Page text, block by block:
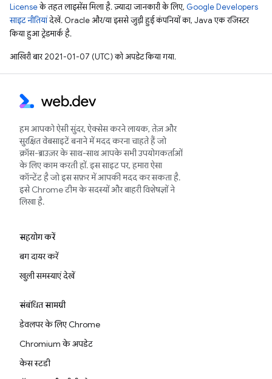
Licenseके तहत लाइसेंस मिला है. ज़्यादा जानकारी के लिए, Google Developers
साइट नीतियांदेखें. Oracle और/या इससे जुड़ी हुई कंपनियों का, Java एक रजिस्टर
किया हुआ ट्रेडमार्क है.
आखिरी बार 2021-01-07 (UTC) को अपडेट किया गया.
हम आपको ऐसी सुंदर, ऐक्सेस करने लायक, तेज़ और
सुरक्षित वेबसाइटें बनाने में मदद करना चाहते हैं जो
क्रॉस-ब्राउज़र के साथ-साथ आपके सभी उपयोगकर्ताओं
के लिए काम करती हों. इस साइट पर, हमारा ऐसा
कॉन्टेंट है जो इस सफ़र में आपकी मदद कर सकता है.
इसे Chrome टीम के सदस्यों और बाहरी विशेषज्ञों ने
लिखा है.
सहयोग करें
बग दायर करें
खुली समस्याएं देखें
संबंधित सामग्री
डेवलपर के लिए Chrome
Chromium के अपडेट
केस स्टडी